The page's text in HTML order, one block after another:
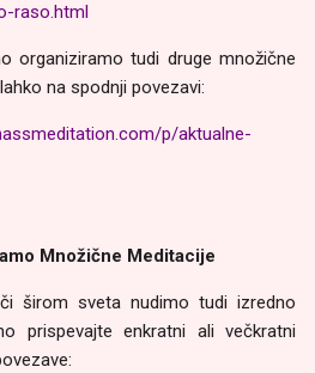
raso.html
organiziramo tudi druge množične
na spodnji povezavi:
p/aktualne-
Množične Meditacije
širom sveta nudimo tudi izredno
prispevajte enkratni ali večkratni